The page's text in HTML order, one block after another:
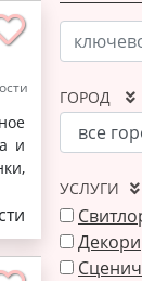
ГОРОД
УСЛУГИ
и